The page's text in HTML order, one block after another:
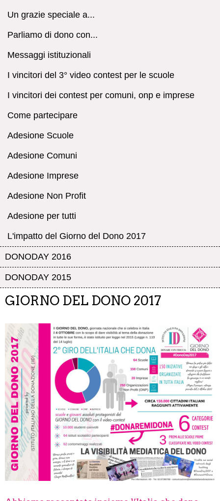
Un grazie speciale a...
Parliamo di dono con...
Messaggi istituzionali
I vincitori del 3° video contest per le scuole
I vincitori dei contest per comuni, onp e imprese
Come partecipare
Adesione Scuole
Adesione Comuni
Adesione Imprese
Adesione Non Profit
Adesione per tutti
L'impatto del Giorno del Dono 2017
DONODAY 2016
DONODAY 2015
GIORNO DEL DONO 2017